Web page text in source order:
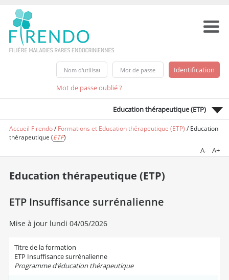
Mot de passe oublié ?
Education thérapeutique (ETP)
Accueil Firendo/Formations et Education thérapeutique (ETP) /Education
thérapeutique (ETP)
A- A+
Education thérapeutique (ETP)
ETP Insuffisance surrénalienne
Mise à jour lundi 04/05/2026
Titre de la formation
ETP Insuffisance surrénalienne
Programme d'éducation thérapeutique